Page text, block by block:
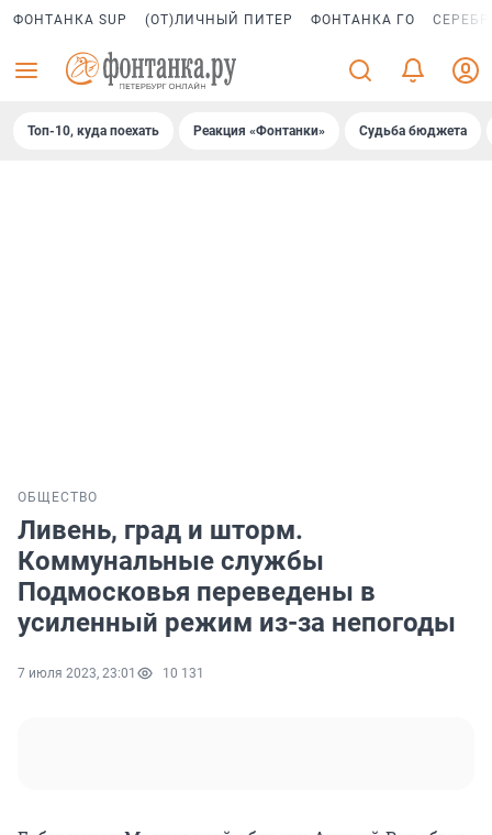
ФОНТАНКА SUP (ОТ)ЛИЧНЫЙ ПИТЕР ФОНТАНКА ГО
Топ-10, куда поехать Реакция «Фонтанки» Судьба бюджета
ОБЩЕСТВО
Ливень, град и шторм.
Коммунальные службы
Подмосковья переведены в
усиленный режим из-за непогоды
7 июля 2023, 23:01 10 131